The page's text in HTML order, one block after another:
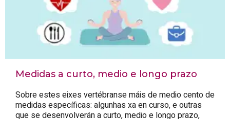
Medidas a curto, medio e longo prazo
Sobre estes eixes vertébranse máis de medio cento de
medidas específicas: algunhas xa en curso, e outras
que se desenvolverán a curto, medio e longo prazo,